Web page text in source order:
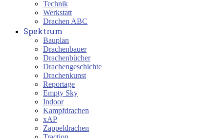
Technik
Werkstatt
Drachen ABC
Spektrum
Bauplan
Drachenbauer
Drachenbücher
Drachengeschichte
Drachenkunst
Reportage
Empty Sky
Indoor
Kampfdrachen
xAP
Zappeldrachen